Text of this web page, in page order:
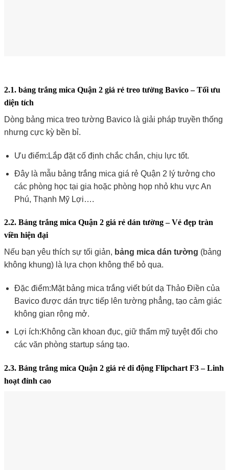
2.1. bảng trắng mica Quận 2 giá rẻ treo tường Bavico – Tối ưu
diện tích
Dòng bảng mica treo tường Bavico là giải pháp truyền thống
nhưng cực kỳ bền bỉ.
Ưu điểm:Lắp đặt cố định chắc chắn, chịu lực tốt.
Đây là mẫu bảng trắng mica giá rẻ Quận 2 lý tưởng cho
các phòng học tại gia hoặc phòng họp nhỏ khu vực An
Phú, Thạnh Mỹ Lợi….
2.2. Bảng trắng mica Quận 2 giá rẻ dán tường – Vẻ đẹp tràn
viền hiện đại
Nếu bạn yêu thích sự tối giản, bảng mica dán tường (bảng
không khung) là lựa chọn không thể bỏ qua.
Đặc điểm:Mặt bảng mica trắng viết bút dạ Thảo Điền của
Bavico được dán trực tiếp lên tường phẳng, tạo cảm giác
không gian rộng mở.
Lợi ích:Không cần khoan đục, giữ thẩm mỹ tuyệt đối cho
các văn phòng startup sáng tạo.
2.3. Bảng trắng mica Quận 2 giá rẻ di động Flipchart F3 – Linh
hoạt đỉnh cao